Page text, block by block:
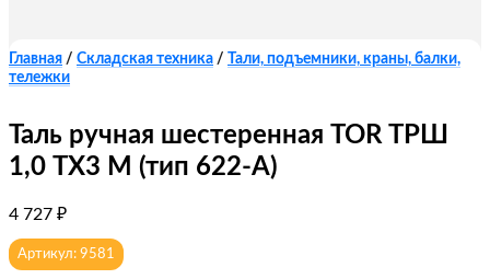
Главная / Складская техника /
Тали, подъемники, краны, балки,
тележки
Таль ручная шестеренная TOR ТРШ
1,0 ТХ3 М (тип 622-A)
4 727 ₽
Артикул: 9581